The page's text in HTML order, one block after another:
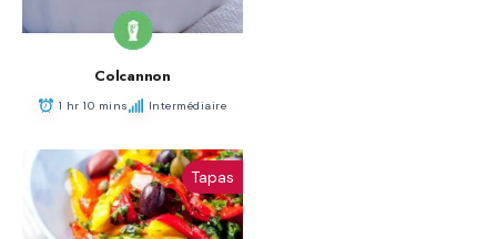
Colcannon
1 hr 10 mins Intermédiaire
Tapas